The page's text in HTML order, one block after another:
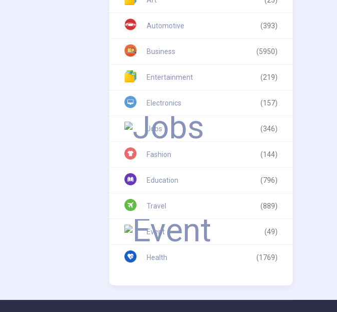
Automotive (393)
Business (5950)
Entertainment (219)
Electronics (157)
Jobs (346)
Fashion (144)
Education (796)
Travel (889)
Event (49)
Health (1769)